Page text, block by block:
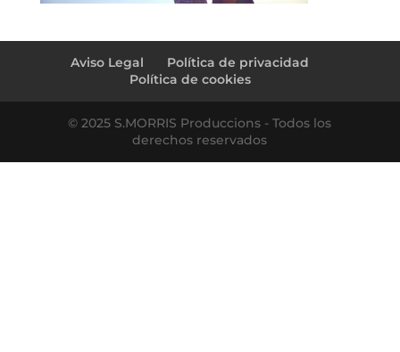
Aviso Legal
Política de privacidad
Política de cookies
© 2025 S.MORRIS Produccions - Todos los
derechos reservados